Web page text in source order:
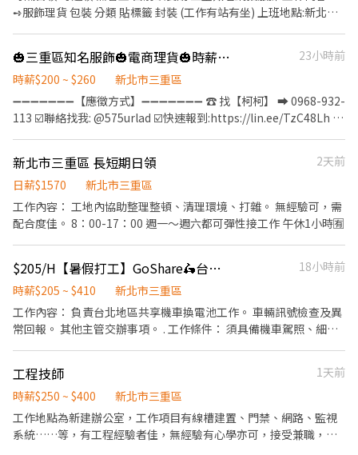
➺服飾理貨 包裝 分類 貼標籤 封裝 (工作有站有坐) 上班地點:新北市
🎃三重區知名服飾🎃電商理貨🎃時薪200🎃早班🎃周休二日🎃可預支/卓EQ
23小時前
時薪$200 ~ $260
新北市三重區
➖➖➖➖➖➖➖【應徵方式】➖➖➖➖➖➖➖ ☎️ 找【柯柯】 ➡ 0968-932-
113 ☑️聯絡找我: @575urlad ☑️快速報到:https://lin.ee/TzC48Lh 加
招募中！ 💼 工作時間 ⏰ 日班:09:00~18:00 (需能配合常態加班) ⏰
中班:14:30~23:00 (需能配合常態加班)-額滿 💰 薪資制度 時薪：
$200 加班費：依時薪 $200 按勞基法計算 休假：週休二日 🍱 餐食
午餐：自理 晚餐：加班超過晚間 8 點免費供應 🛠 工作內容 檢驗、
要的夥伴 ⭕耐操、肯學習、動作俐落 ⭕喜歡團隊合作，能一起衝刺
出貨量 ⭕需現場面試
新北市三重區 長短期日領
2天前
日薪$1570
新北市三重區
工作內容： 工地內協助整理整頓、清理環境、打雜。 無經驗可，需
配合度佳。 8：00-17：00 週一～週六都可彈性接工作 午休1小時🈶
$205/H【暑假打工】GoShare🛵台北換電工讀生#早班#騎公務車#日期任選
18小時前
時薪$205 ~ $410
新北市三重區
工作內容： 負責台北地區共享機車換電池工作。 車輛訊號檢查及異
常回報。 其他主管交辦事項。 . 工作條件： 須具備機車駕照、細心
截圖此貼文詢問
工程技師
1天前
時薪$250 ~ $400
新北市三重區
工作地點為新建辦公室，工作項目有線槽建置、門禁、網路、監視
系統……等，有工程經驗者佳，無經驗有心學亦可，接受兼職，工